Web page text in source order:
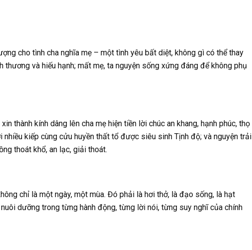
cho tình cha nghĩa mẹ – một tình yêu bất diệt, không gì có thể thay
thương và hiếu hạnh; mất mẹ, ta nguyện sống xứng đáng để không phụ
thành kính dâng lên cha mẹ hiện tiền lời chúc an khang, hạnh phúc, thọ
nhiều kiếp cùng cửu huyền thất tổ được siêu sinh Tịnh độ; và nguyện trải
thoát khổ, an lạc, giải thoát.
chỉ là một ngày, một mùa. Đó phải là hơi thở, là đạo sống, là hạt
dưỡng trong từng hành động, từng lời nói, từng suy nghĩ của chính